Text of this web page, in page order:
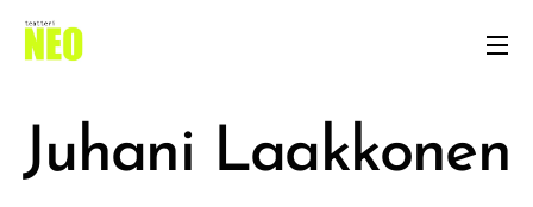
Juhani Laakkonen